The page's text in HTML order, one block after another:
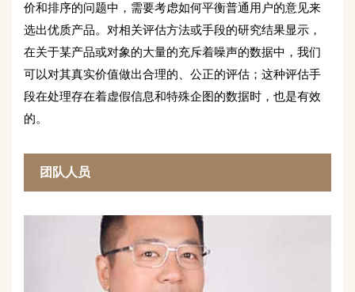
价和排序的问题中，需要考虑如何平衡普通用户的意见来
选出优质产品。对相关评估方法或手段的研究结果显示，
在关于某产品或对象的大量的充斥着噪声的数据中，我们
可以对其真实价值做出合理的、公正的评估；这种评估手
段在处理存在着虚假信息和特殊企图的数据时，也是有效
的。
团队人员